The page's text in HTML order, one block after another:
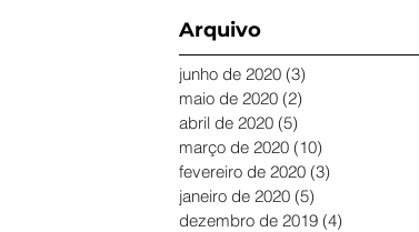
Arquivo
junho de 2020 (3)
maio de 2020 (2)
abril de 2020 (5)
março de 2020 (10)
fevereiro de 2020 (3)
janeiro de 2020 (5)
dezembro de 2019 (4)